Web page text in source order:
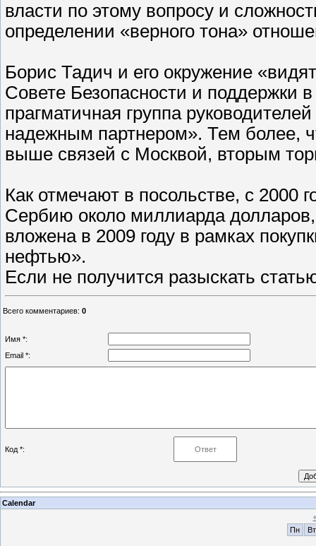
власти по этому вопросу и
определении «верного тона»
Борис Тадич и его окружение
Совете Безопасности и поддержки
прагматичная группа
надежным партнером». Тем более,
выше связей с Москвой, вторым
Как отмечают в посольстве, с 2000
Сербию около миллиарда
вложена в 2009 году в рамках
нефтью».
Если не получится разыскать
Всего комментариев: 0
Имя *:
Email *:
Код *:
Calendar
Пн
Вт